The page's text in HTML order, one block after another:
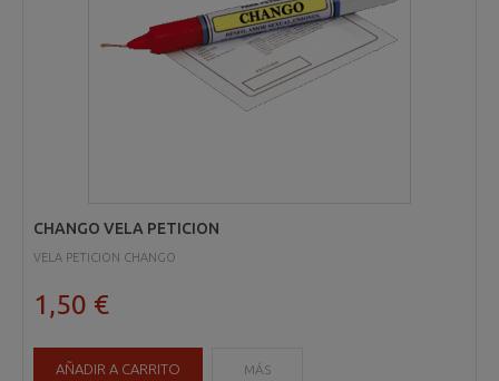
CHANGO VELA PETICION
VELA PETICION CHANGO
1,50 €
AÑADIR A CARRITO MÁS